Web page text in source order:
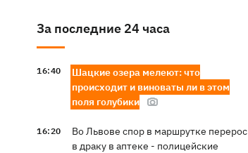
За последние 24 часа
16:40
Шацкие озера мелеют: что
происходит и виноваты ли в этом
поля голубики
16:20
Во Львове спор в маршрутке перерос
в драку в аптеке - полицейские